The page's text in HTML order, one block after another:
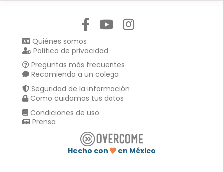
Quiénes somos
Política de privacidad
Preguntas más frecuentes
Recomienda a un colega
Seguridad de la información
Como cuidamos tus datos
Condiciones de uso
Prensa
Hecho con
en México